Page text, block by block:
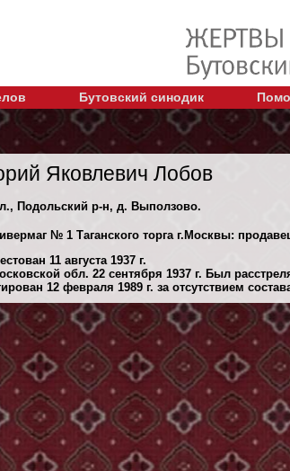
Бутовский синодик
Яковлевич Лобов
Подольский р-н, д. Выползово.
№ 1 Таганского торга г.Москвы:
11 августа 1937 г.
обл. 22 сентября 1937 г. Был
12 февраля 1989 г. за отсутствием